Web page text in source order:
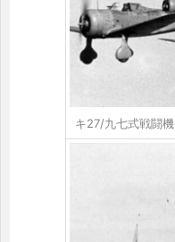
キ27/九七式戦闘機